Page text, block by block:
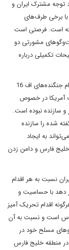
مشترک ایران و
برخی طرف‌های
است. فرصتی است
مشورتی دو
تکمیلی درباره
سخنگوی وزارت امور خارجه در پاسخ به سؤالی درباره اعزام جنگند‌ه‌های اف 16
آمریکا در خصوص
سازنده نبوده است.
شده را سازنده
به ایجاد
فارس و دامن زدن
نسبت به هر اقدام
دهد با حساسیت و
اقدام تحریک آمیز
است و نسبت به آن
مسلح خود در
در منطقه خلیج فارس